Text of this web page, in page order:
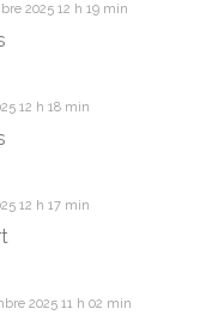
2025 12 h 19 min
12 h 18 min
12 h 17 min
2025 11 h 02 min